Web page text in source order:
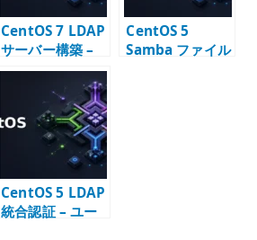
CentOS 7 LDAP
サーバー構築 –
OpenLDAP の初
期設定と TLS
CentOS 5
Samba ファイル
CentOS 5 LDAP
統合認証 – ユー